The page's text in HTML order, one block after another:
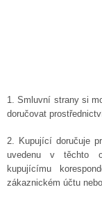
1. Smluvní strany si
doručovat
2. Kupující doručuje
uvedenu v těchto
kupujícímu
zákaznickém účtu